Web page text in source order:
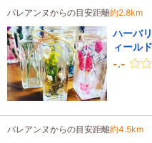
パレアンヌからの目安距離約2.8km
ハーバ
ィールド
-.-
パレアンヌからの目安距離約4.5km